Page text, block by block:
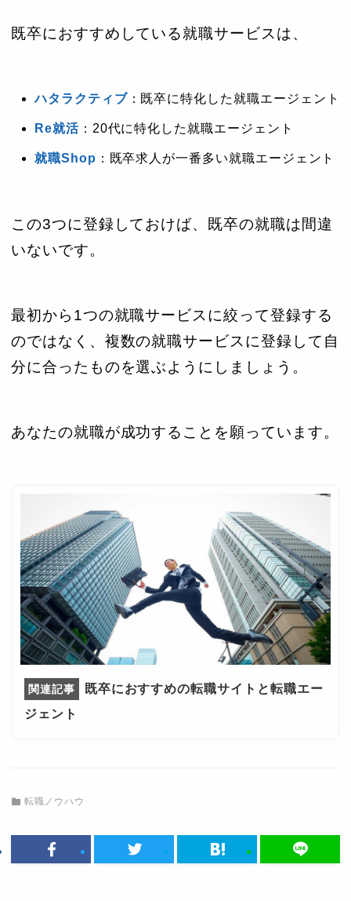
既卒におすすめしている就職サービスは、
ハタラクティブ：既卒に特化した就職エージェント
Re就活：20代に特化した就職エージェント
就職Shop ：既卒求人が一番多い就職エージェント
この3つに登録しておけば、既卒の就職は間違
いないです。
最初から1つの就職サービスに絞って登録する
のではなく、複数の就職サービスに登録して自
分に合ったものを選ぶようにしましょう。
あなたの就職が成功することを願っています。
既卒におすすめの転職サイトと転職エー
ジェント
転職ノウハウ